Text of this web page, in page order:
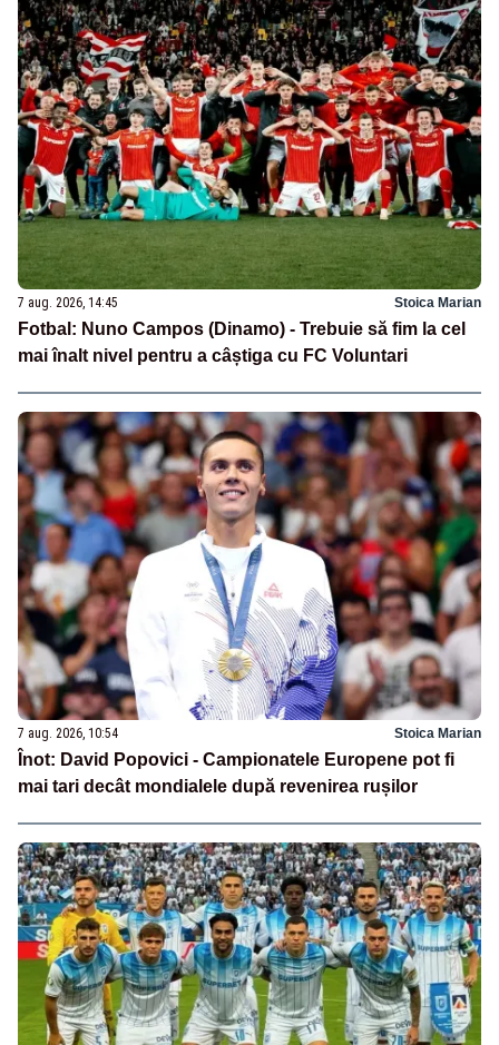
7 aug. 2026, 14:45 Stoica Marian
Fotbal: Nuno Campos (Dinamo) - Trebuie să fim la cel
mai înalt nivel pentru a câștiga cu FC Voluntari
7 aug. 2026, 10:54 Stoica Marian
Înot: David Popovici - Campionatele Europene pot fi
mai tari decât mondialele după revenirea rușilor